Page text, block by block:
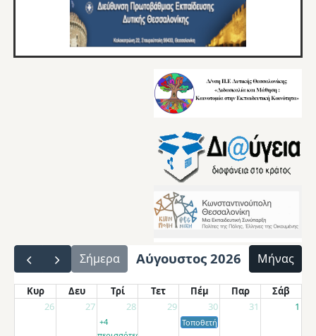
Σήμερα Αύγουστος 2026 Μήνας
Κυρ Δευ Τρί Τετ Πέμ Παρ
Σάβ
26
27 28 29 30 31 1
+4
Τοποθετήσεις αποσπασμένων